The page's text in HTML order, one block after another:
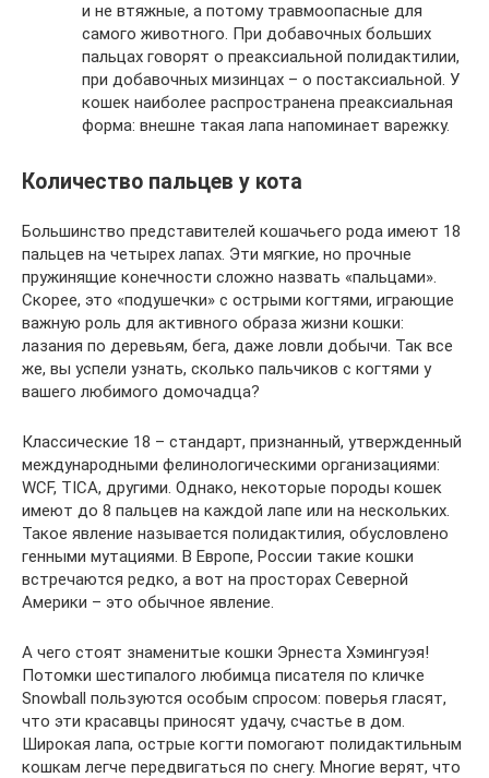
и не втяжные, а потому травмоопасные для
самого животного. При добавочных больших
пальцах говорят о преаксиальной полидактилии,
при добавочных мизинцах – о постаксиальной. У
кошек наиболее распространена преаксиальная
форма: внешне такая лапа напоминает варежку.
Количество пальцев у кота
Большинство представителей кошачьего рода имеют 18
пальцев на четырех лапах. Эти мягкие, но прочные
пружинящие конечности сложно назвать «пальцами».
Скорее, это «подушечки» с острыми когтями, играющие
важную роль для активного образа жизни кошки:
лазания по деревьям, бега, даже ловли добычи. Так все
же, вы успели узнать, сколько пальчиков с когтями у
вашего любимого домочадца?
Классические 18 – стандарт, признанный, утвержденный
международными фелинологическими организациями:
WCF, TICA, другими. Однако, некоторые породы кошек
имеют до 8 пальцев на каждой лапе или на нескольких.
Такое явление называется полидактилия, обусловлено
генными мутациями. В Европе, России такие кошки
встречаются редко, а вот на просторах Северной
Америки – это обычное явление.
А чего стоят знаменитые кошки Эрнеста Хэмингуэя!
Потомки шестипалого любимца писателя по кличке
Snowball пользуются особым спросом: поверья гласят,
что эти красавцы приносят удачу, счастье в дом.
Широкая лапа, острые когти помогают полидактильным
кошкам легче передвигаться по снегу. Многие верят, что